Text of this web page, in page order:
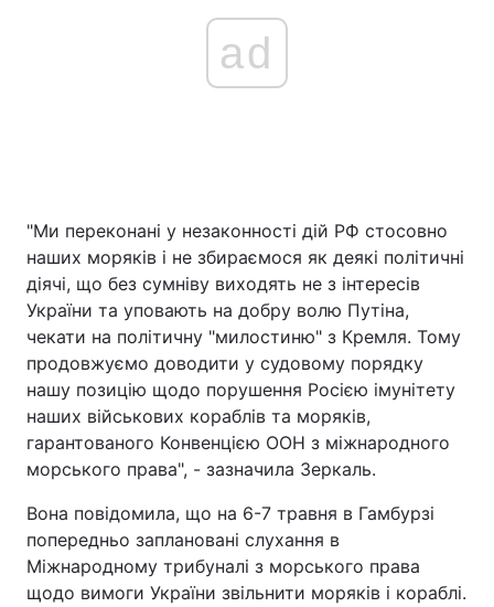
ad
"Ми переконані у незаконності дій РФ стосовно
наших моряків і не збираємося як деякі політичні
діячі, що без сумніву виходять не з інтересів
України та уповають на добру волю Путіна,
чекати на політичну "милостиню" з Кремля. Тому
продовжуємо доводити у судовому порядку
нашу позицію щодо порушення Росією імунітету
наших військових кораблів та моряків,
гарантованого Конвенцією ООН з міжнародного
морського права", - зазначила Зеркаль.
Вона повідомила, що на 6-7 травня в Гамбурзі
попередньо заплановані слухання в
Міжнародному трибуналі з морського права
щодо вимоги України звільнити моряків і кораблі.